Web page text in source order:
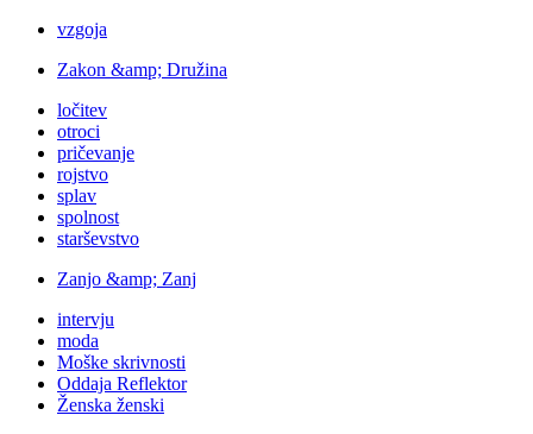
vzgoja
Zakon &amp; Družina
ločitev
otroci
pričevanje
rojstvo
splav
spolnost
starševstvo
Zanjo &amp; Zanj
intervju
moda
Moške skrivnosti
Oddaja Reflektor
Ženska ženski